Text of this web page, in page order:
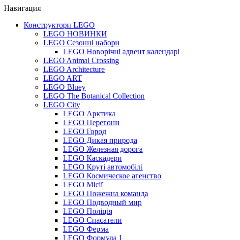
Навигация
Конструктори LEGO
LEGO НОВИНКИ
LEGO Сезонні набори
LEGO Новорічні адвент календарі
LEGO Animal Crossing
LEGO Architecture
LEGO ART
LEGO Bluey
LEGO The Botanical Collection
LEGO City
LEGO Арктика
LEGO Перегони
LEGO Город
LEGO Дикая природа
LEGO Железная дорога
LEGO Каскадери
LEGO Круті автомобілі
LEGO Космическое агенство
LEGO Місії
LEGO Пожежна команда
LEGO Подводный мир
LEGO Поліція
LEGO Спасатели
LEGO Ферма
LEGO Формула 1